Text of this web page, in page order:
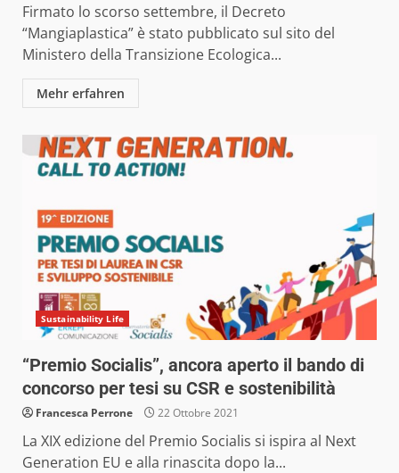
Firmato lo scorso settembre, il Decreto
“Mangiaplastica” è stato pubblicato sul sito del
Ministero della Transizione Ecologica...
Mehr erfahren
Sustainability Life
“Premio Socialis”, ancora aperto il bando di
concorso per tesi su CSR e sostenibilità
Francesca Perrone 22 Ottobre 2021
La XIX edizione del Premio Socialis si ispira al Next
Generation EU e alla rinascita dopo la...